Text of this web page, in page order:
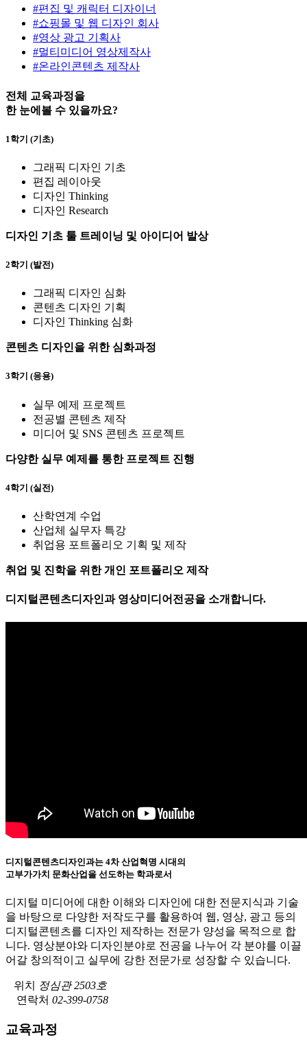
#편집 및 캐릭터 디자이너
#쇼핑몰 및 웹 디자인 회사
#영상 광고 기획사
#멀티미디어 영상제작사
#온라인콘텐츠 제작사
전체 교육과정을
한 눈에 볼 수 있을까요?
1학기 (기초)
그래픽 디자인 기초
편집 레이아웃
디자인 Thinking
디자인 Research
디자인 기초 툴 트레이닝 및 아이디어 발상
2학기 (발전)
그래픽 디자인 심화
콘텐츠 디자인 기획
디자인 Thinking 심화
콘텐츠 디자인을 위한 심화과정
3학기 (응용)
실무 예제 프로젝트
전공별 콘텐츠 제작
미디어 및 SNS 콘텐츠 프로젝트
다양한 실무 예제를 통한 프로젝트 진행
4학기 (실전)
산학연계 수업
산업체 실무자 특강
취업용 포트폴리오 기획 및 제작
취업 및 진학을 위한 개인 포트폴리오 제작
디지털콘텐츠디자인과 영상미디어전공을 소개 합니다.
디지털콘텐츠디자인과는 4차 산업혁명 시대의
고부가가치 문화산업을 선도하는 학과로서
디지털 미디어에 대한 이해와 디자인에 대한 전문지식과 기술
을 바탕으로 다양한 저작도구를 활용하여 웹, 영상, 광고 등의
디지털콘텐츠를 디자인 제작하는 전문가 양성을 목적으로 합
니다. 영상분야와 디자인분야로 전공을 나누어 각 분야를 이끌
어갈 창의적이고 실무에 강한 전문가로 성장할 수 있습니다.
위치
정심관 2503호
연락처 02-399-0758
교육과정